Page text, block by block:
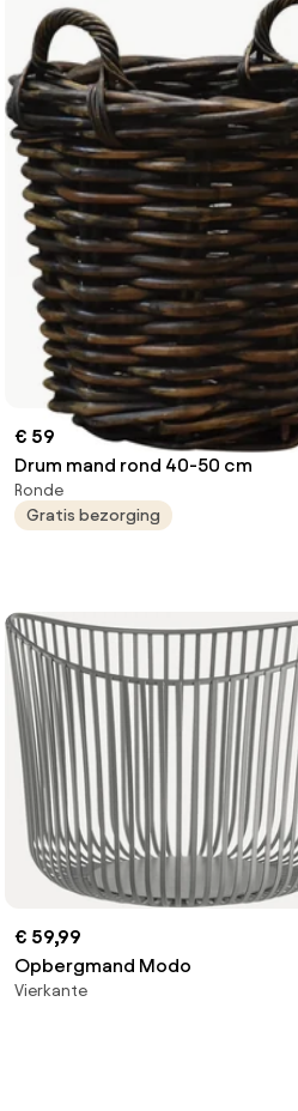
€ 59
Drum mand rond 40-50 cm
Ronde
Gratis bezorging
€ 59,99
Opbergmand Modo
Vierkante